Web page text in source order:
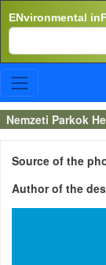
ENvironmental
Search
Nemzeti Parkok
Source of the
Author of the